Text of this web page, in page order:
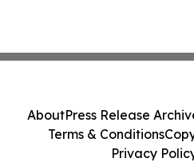
AboutPress Release
Terms & Conditions
Privacy